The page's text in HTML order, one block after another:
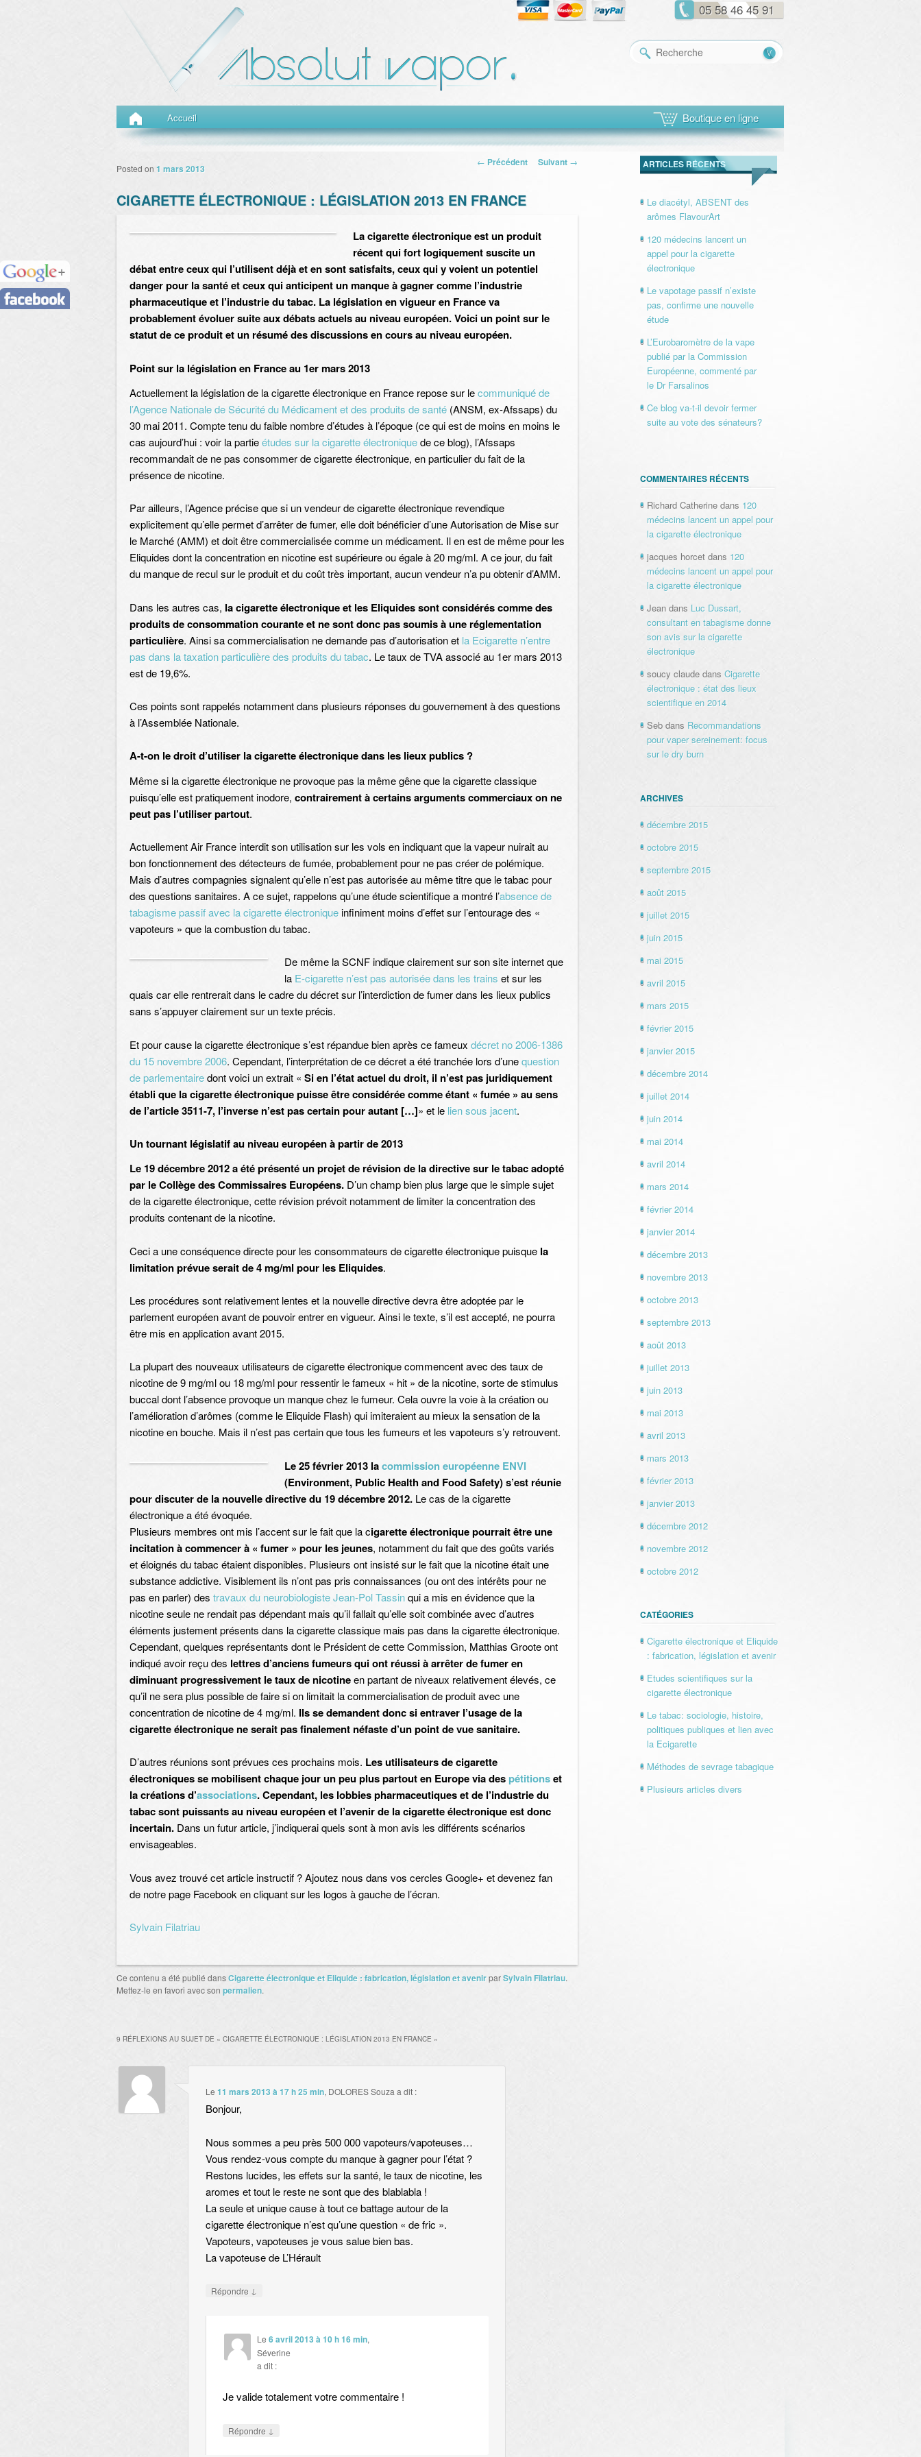
05 58 46 45 91
Menu principal
Aller au contenu principal
Aller au contenu secondaire
Accueil Boutique en ligne
Navigation des
← Précédent Suivant →
CIGARETTE ÉLECTRONIQUE : LÉGISLATION 2013 EN FRANCE
Posted on 1 mars 2013
La cigarette électronique est un produit
récent qui fort logiquement suscite un
débat entre ceux qui l’utilisent déjà et en sont satisfaits, ceux qui y voient un potentiel
danger pour la santé et ceux qui anticipent un manque à gagner comme l’industrie
pharmaceutique et l’industrie du tabac. La législation en vigueur en France va
probablement évoluer suite aux débats actuels au niveau européen. Voici un point sur le
statut de ce produit et un résumé des discussions en cours au niveau européen.
Point sur la législation en France au 1er mars 2013
Actuellement la législation de la cigarette électronique en France repose sur lecommuniqué de
l’Agence Nationale de Sécurité du Médicament et des produits de santé(ANSM, ex-Afssaps) du
30 mai 2011. Compte tenu du faible nombre d’études à l’époque (ce qui est de moins en moins le
cas aujourd’hui : voir la partieétudes sur la cigarette électroniquede ce blog), l’Afssaps
recommandait de ne pas consommer de cigarette électronique, en particulier du fait de la
présence de nicotine.
Par ailleurs, l’Agence précise que si un vendeur de cigarette électronique revendique
explicitement qu’elle permet d’arrêter de fumer, elle doit bénéficier d’une Autorisation de Mise sur
le Marché (AMM) et doit être commercialisée comme un médicament. Il en est de même pour les
Eliquides dont la concentration en nicotine est supérieure ou égale à 20 mg/ml. A ce jour, du fait
du manque de recul sur le produit et du coût très important, aucun vendeur n’a pu obtenir d’AMM.
Dans les autres cas, la cigarette électronique et les Eliquides sont considérés comme des
produits de consommation courante et ne sont donc pas soumis à une réglementation
particulière. Ainsi sa commercialisation ne demande pas d’autorisation et la Ecigarette n’entre
pas dans la taxation particulière des produits du tabac. Le taux de TVA associé au 1er mars 2013
est de 19,6%.
Ces points sont rappelés notamment dans plusieurs réponses du gouvernement à des questions
à l’Assemblée Nationale.
A-t-on le droit d’utiliser la cigarette électronique dans les lieux publics ?
Même si la cigarette électronique ne provoque pas la même gêne que la cigarette classique
puisqu’elle est pratiquement inodore, contrairement à certains arguments commerciaux on ne
peut pas l’utiliser partout.
Actuellement Air France interdit son utilisation sur les vols en indiquant que la vapeur nuirait au
bon fonctionnement des détecteurs de fumée, probablement pour ne pas créer de polémique.
Mais d’autres compagnies signalent qu’elle n’est pas autorisée au même titre que le tabac pour
des questions sanitaires. A ce sujet, rappelons qu’une étude scientifique a montré l’absence de
tabagisme passif avec la cigarette électroniqueinfiniment moins d’effet sur l’entourage des «
vapoteurs » que la combustion du tabac.
De même la SCNF indique clairement sur son site internet que
la E-cigarette n’est pas autorisée dans les trains et sur les
quais car elle rentrerait dans le cadre du décret sur l’interdiction de fumer dans les lieux publics
sans s’appuyer clairement sur un texte précis.
Et pour cause la cigarette électronique s’est répandue bien après ce fameux décret no 2006-1386
du 15 novembre 2006. Cependant, l’interprétation de ce décret a été tranchée lors d’unequestion
de parlementairedont voici un extrait « Si en l’état actuel du droit, il n’est pas juridiquement
établi que la cigarette électronique puisse être considérée comme étant « fumée » au sens
de l’article 3511-7, l’inverse n’est pas certain pour autant […]» et le lien sous jacent.
Un tournant législatif au niveau européen à partir de 2013
Le 19 décembre 2012 a été présenté un projet de révision de la directive sur le tabac adopté
par le Collège des Commissaires Européens.D’un champ bien plus large que le simple sujet
de la cigarette électronique, cette révision prévoit notamment de limiter la concentration des
produits contenant de la nicotine.
Ceci a une conséquence directe pour les consommateurs de cigarette électronique puisque la
limitation prévue serait de 4 mg/ml pour les Eliquides.
Les procédures sont relativement lentes et la nouvelle directive devra être adoptée par le
parlement européen avant de pouvoir entrer en vigueur. Ainsi le texte, s’il est accepté, ne pourra
être mis en application avant 2015.
La plupart des nouveaux utilisateurs de cigarette électronique commencent avec des taux de
nicotine de 9 mg/ml ou 18 mg/ml pour ressentir le fameux « hit » de la nicotine, sorte de stimulus
buccal dont l’absence provoque un manque chez le fumeur. Cela ouvre la voie à la création ou
l’amélioration d’arômes (comme le Eliquide Flash) qui imiteraient au mieux la sensation de la
nicotine en bouche. Mais il n’est pas certain que tous les fumeurs et les vapoteurs s’y retrouvent.
Le 25 février 2013 lacommission européenne ENVI
(Environment, Public Health and Food Safety) s’est réunie
pour discuter de la nouvelle directive du 19 décembre 2012.Le cas de la cigarette
électronique a été évoquée.
Plusieurs membres ont mis l’accent sur le fait que la cigarette électronique pourrait être une
incitation à commencer à « fumer » pour les jeunes, notamment du fait que des goûts variés
et éloignés du tabac étaient disponibles. Plusieurs ont insisté sur le fait que la nicotine était une
substance addictive. Visiblement ils n’ont pas pris connaissances (ou ont des intérêts pour ne
pas en parler) des travaux du neurobiologiste Jean-Pol Tassinqui a mis en évidence que la
nicotine seule ne rendait pas dépendant mais qu’il fallait qu’elle soit combinée avec d’autres
éléments justement présents dans la cigarette classique mais pas dans la cigarette électronique.
Cependant, quelques représentants dont le Président de cette Commission, Matthias Groote ont
indiqué avoir reçu des lettres d’anciens fumeurs qui ont réussi à arrêter de fumer en
diminuant progressivement le taux de nicotineen partant de niveaux relativement élevés, ce
qu’il ne sera plus possible de faire si on limitait la commercialisation de produit avec une
concentration de nicotine de 4 mg/ml. Ils se demandent donc si entraver l’usage de la
cigarette électronique ne serait pas finalement néfaste d’un point de vue sanitaire.
D’autres réunions sont prévues ces prochains mois. Les utilisateurs de cigarette
électroniques se mobilisent chaque jour un peu plus partout en Europe via des pétitionset
la créations d’associations. Cependant, les lobbies pharmaceutiques et de l’industrie du
tabac sont puissants au niveau européen et l’avenir de la cigarette électronique est donc
incertain.Dans un futur article, j’indiquerai quels sont à mon avis les différents scénarios
envisageables.
Vous avez trouvé cet article instructif ? Ajoutez nous dans vos cercles Google+ et devenez fan
de notre page Facebook en cliquant sur les logos à gauche de l’écran.
Sylvain Filatriau
Ce contenu a été publié dansCigarette électronique et Eliquide : fabrication, législation et avenirparSylvain Filatriau.
Mettez-le en favori avec son permalien.
9 RÉFLEXIONS AU SUJET DE « CIGARETTE ÉLECTRONIQUE : LÉGISLATION 2013 EN FRANCE »
Le 11 mars 2013 à 17 h 25 min, DOLORES Souza a dit :
Bonjour,
Nous sommes a peu près 500 000 vapoteurs/vapoteuses…
Vous rendez-vous compte du manque à gagner pour l’état ?
Restons lucides, les effets sur la santé, le taux de nicotine, les
aromes et tout le reste ne sont que des blablabla !
La seule et unique cause à tout ce battage autour de la
cigarette électronique n’est qu’une question « de fric ».
Vapoteurs, vapoteuses je vous salue bien bas.
La vapoteuse de L’Hérault
Répondre ↓
Le 6 avril 2013 à 10 h 16 min,
Séverine
a dit :
Je valide totalement votre commentaire !
Répondre ↓
ARTICLES RÉCENTS
Le diacétyl, ABSENT des
arômes FlavourArt
120 médecins lancent un
appel pour la cigarette
électronique
Le vapotage passif n’existe
pas, confirme une nouvelle
étude
L’Eurobaromètre de la vape
publié par la Commission
Européenne, commenté par
le Dr Farsalinos
Ce blog va-t-il devoir fermer
suite au vote des sénateurs?
COMMENTAIRES RÉCENTS
Richard Catherinedans 120
médecins lancent un appel pour
la cigarette électronique
jacques horcetdans 120
médecins lancent un appel pour
la cigarette électronique
Jeandans Luc Dussart,
consultant en tabagisme donne
son avis sur la cigarette
électronique
soucy claudedans Cigarette
électronique : état des lieux
scientifique en 2014
Sebdans Recommandations
pour vaper sereinement: focus
sur le dry burn
ARCHIVES
décembre 2015
octobre 2015
septembre 2015
août 2015
juillet 2015
juin 2015
mai 2015
avril 2015
mars 2015
février 2015
janvier 2015
décembre 2014
juillet 2014
juin 2014
mai 2014
avril 2014
mars 2014
février 2014
janvier 2014
décembre 2013
novembre 2013
octobre 2013
septembre 2013
août 2013
juillet 2013
juin 2013
mai 2013
avril 2013
mars 2013
février 2013
janvier 2013
décembre 2012
novembre 2012
octobre 2012
CATÉGORIES
Cigarette électronique et Eliquide
: fabrication, législation et avenir
Etudes scientifiques sur la
cigarette électronique
Le tabac: sociologie, histoire,
politiques publiques et lien avec
la Ecigarette
Méthodes de sevrage tabagique
Plusieurs articles divers